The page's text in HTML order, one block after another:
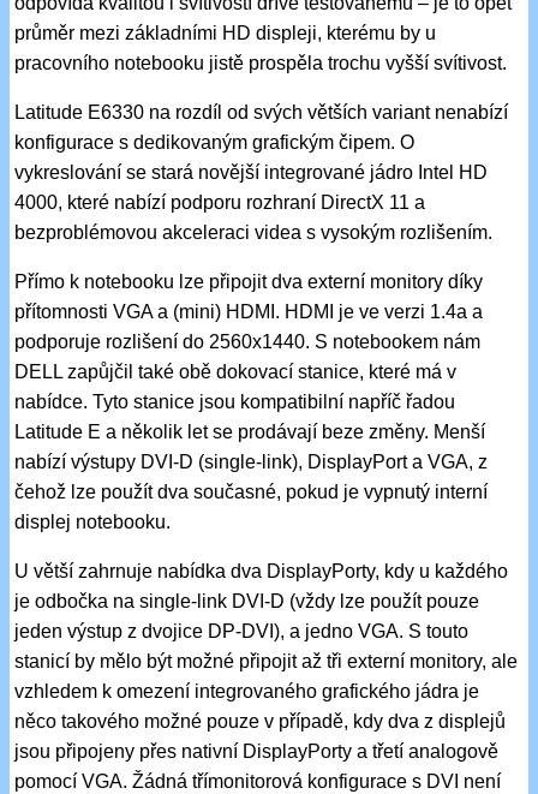
průměr mezi základními HD displeji, kterému by u
pracovního notebooku jistě prospěla trochu vyšší svítivost.
Latitude E6330 na rozdíl od svých větších variant nenabízí
konfigurace s dedikovaným grafickým čipem. O
vykreslování se stará novější integrované jádro Intel HD
4000, které nabízí podporu rozhraní DirectX 11 a
bezproblémovou akceleraci videa s vysokým rozlišením.
Přímo k notebooku lze připojit dva externí monitory díky
přítomnosti VGA a (mini) HDMI. HDMI je ve verzi 1.4a a
podporuje rozlišení do 2560x1440. S notebookem nám
DELL zapůjčil také obě dokovací stanice, které má v
nabídce. Tyto stanice jsou kompatibilní napříč řadou
Latitude E a několik let se prodávají beze změny. Menší
nabízí výstupy DVI-D (single-link), DisplayPort a VGA, z
čehož lze použít dva současné, pokud je vypnutý interní
displej notebooku.
U větší zahrnuje nabídka dva DisplayPorty, kdy u každého
je odbočka na single-link DVI-D (vždy lze použít pouze
jeden výstup z dvojice DP-DVI), a jedno VGA. S touto
stanicí by mělo být možné připojit až tři externí monitory, ale
vzhledem k omezení integrovaného grafického jádra je
něco takového možné pouze v případě, kdy dva z displejů
jsou připojeny přes nativní DisplayPorty a třetí analogově
pomocí VGA. Žádná třímonitorová konfigurace s DVI není